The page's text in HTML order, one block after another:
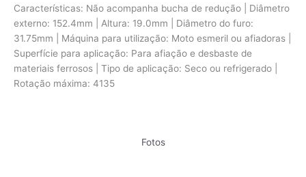
Fotos
Características: Não acompanha bucha de redução | Diâmetro
externo: 152.4mm | Altura: 19.0mm | Diâmetro do furo:
31.75mm | Máquina para utilização: Moto esmeril ou afiadoras |
Superfície para aplicação: Para afiação e desbaste de
materiais ferrosos | Tipo de aplicação: Seco ou refrigerado |
Rotação máxima: 4135